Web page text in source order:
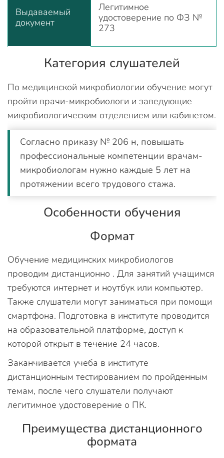
Выдаваемый
документ
Легитимное
удостоверение по ФЗ №
273
Категория слушателей
По медицинской микробиологии обучение могут
пройти врачи-микробиологи и заведующие
микробиологическим отделением или кабинетом.
Согласно приказу № 206 н, повышать
профессиональные компетенции врачам-
микробиологам нужно каждые 5 лет на
протяжении всего трудового стажа.
Особенности обучения
Формат
Обучение медицинских микробиологов
проводим дистанционно . Для занятий учащимся
требуются интернет и ноутбук или компьютер.
Также слушатели могут заниматься при помощи
смартфона. Подготовка в институте проводится
на образовательной платформе, доступ к
которой открыт в течение 24 часов.
Заканчивается учеба в институте
дистанционным тестированием по пройденным
темам, после чего слушатели получают
легитимное удостоверение о ПК.
Преимущества дистанционного
формата